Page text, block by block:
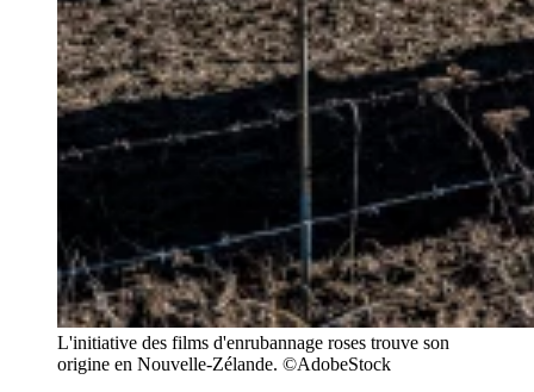
L'initiative des films d'enrubannage roses trouve son
origine en Nouvelle-Zélande. ©AdobeStock